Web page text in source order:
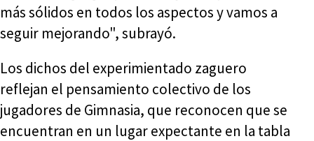
más sólidos en todos los aspectos y vamos a
seguir mejorando", subrayó.
Los dichos del experimientado zaguero
reflejan el pensamiento colectivo de los
jugadores de Gimnasia, que reconocen que se
encuentran en un lugar expectante en la tabla